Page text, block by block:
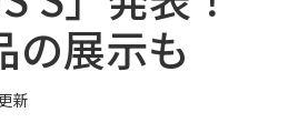
の展示も
新